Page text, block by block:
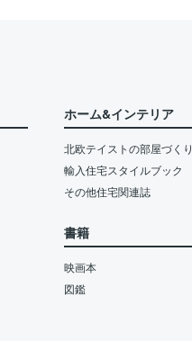
ホーム&インテリア
北欧テイストの部屋づくり
輸入住宅スタイルブック
その他住宅関連誌
書籍
映画本
図鑑